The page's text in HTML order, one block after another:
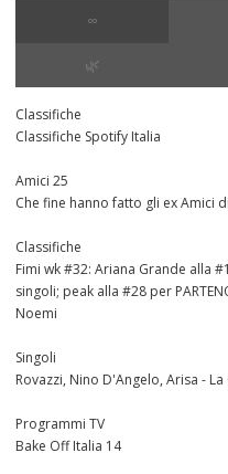
∞
🌿
Classifiche
Classifiche Spotify Italia
Amici 25
Che fine hanno fatto gli ex Amici
Classifiche
Fimi wk #32: Ariana Grande alla
singoli; peak alla #28 per
Noemi
Singoli
Rovazzi, Nino D'Angelo, Arisa -
Programmi TV
Bake Off Italia 14